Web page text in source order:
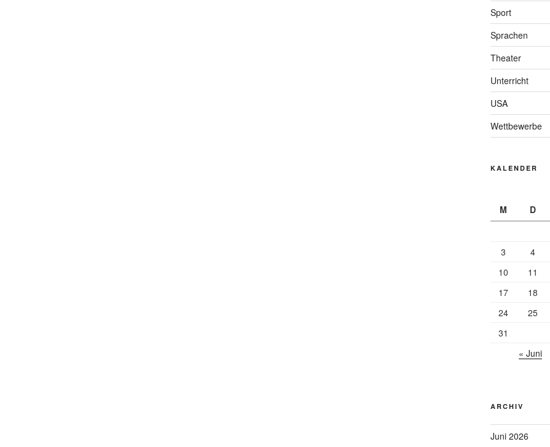
Sport
Sprachen
Theater
Unterricht
USA
Wettbewerbe
KALENDER
M D
3
4
10
11
17
18
24
25
31
« Juni
ARCHIV
Juni 2026